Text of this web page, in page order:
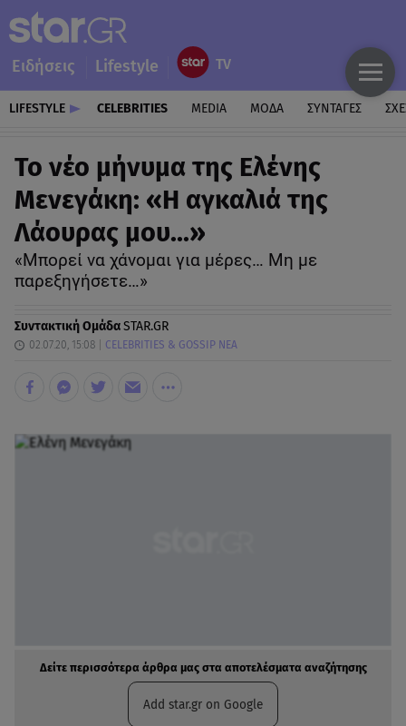
Ειδήσεις Lifestyle
LIFESTYLE CELEBRITIES MEDIA ΜΟΔΑ ΣΥΝΤΑΓΕΣ
Το νέο μήνυμα της Ελένης
Μενεγάκη: «Η αγκαλιά της
Λάουρας μου...»
«Μπορεί να χάνομαι για μέρες… Μη με
παρεξηγήσετε…»
Συντακτική ΟμάδαSTAR.GR
02.07.20, 15:08 CELEBRITIES & GOSSIP ΝΕΑ
Δείτε περισσότερα άρθρα μας στα αποτελέσματα αναζήτησης
Add star.gr on Google